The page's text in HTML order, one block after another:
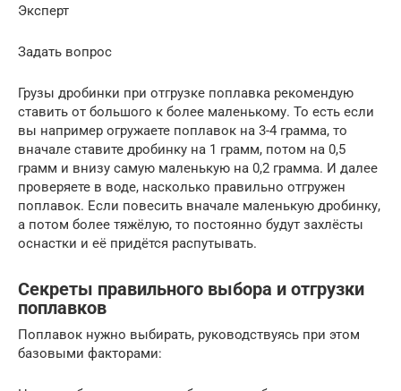
Эксперт
Задать вопрос
Грузы дробинки при отгрузке поплавка рекомендую
ставить от большого к более маленькому. То есть если
вы например огружаете поплавок на 3-4 грамма, то
вначале ставите дробинку на 1 грамм, потом на 0,5
грамм и внизу самую маленькую на 0,2 грамма. И далее
проверяете в воде, насколько правильно отгружен
поплавок. Если повесить вначале маленькую дробинку,
а потом более тяжёлую, то постоянно будут захлёсты
оснастки и её придётся распутывать.
Секреты правильного выбора и отгрузки
поплавков
Поплавок нужно выбирать, руководствуясь при этом
базовыми факторами: